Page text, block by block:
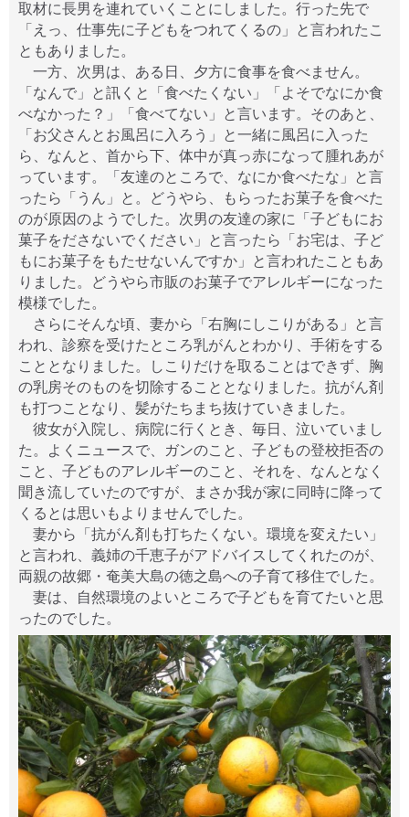
取材に長男を連れていくことにしました。行った先で
「えっ、仕事先に子どもをつれてくるの」と言われたこ
ともありました。
一方、次男は、ある日、夕方に食事を食べません。
「なんで」と訊くと「食べたくない」「よそでなにか食
べなかった？」「食べてない」と言います。そのあと、
「お父さんとお風呂に入ろう」と一緒に風呂に入った
ら、なんと、首から下、体中が真っ赤になって腫れあが
っています。「友達のところで、なにか食べたな」と言
ったら「うん」と。どうやら、もらったお菓子を食べた
のが原因のようでした。次男の友達の家に「子どもにお
菓子をださないでください」と言ったら「お宅は、子ど
もにお菓子をもたせないんですか」と言われたこともあ
りました。どうやら市販のお菓子でアレルギーになった
模様でした。
さらにそんな頃、妻から「右胸にしこりがある」と言
われ、診察を受けたところ乳がんとわかり、手術をする
こととなりました。しこりだけを取ることはできず、胸
の乳房そのものを切除することとなりました。抗がん剤
も打つことなり、髪がたちまち抜けていきました。
彼女が入院し、病院に行くとき、毎日、泣いていまし
た。よくニュースで、ガンのこと、子どもの登校拒否の
こと、子どものアレルギーのこと、それを、なんとなく
聞き流していたのですが、まさか我が家に同時に降って
くるとは思いもよりませんでした。
妻から「抗がん剤も打ちたくない。環境を変えたい」
と言われ、義姉の千恵子がアドバイスしてくれたのが、
両親の故郷・奄美大島の徳之島への子育て移住でした。
妻は、自然環境のよいところで子どもを育てたいと思
ったのでした。